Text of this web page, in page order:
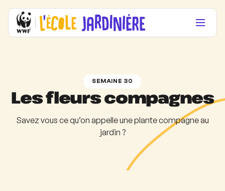
SEMAINE 30
Les fleurs compagnes
Savez vous ce qu’on appelle une plante compagne au
jardin ?